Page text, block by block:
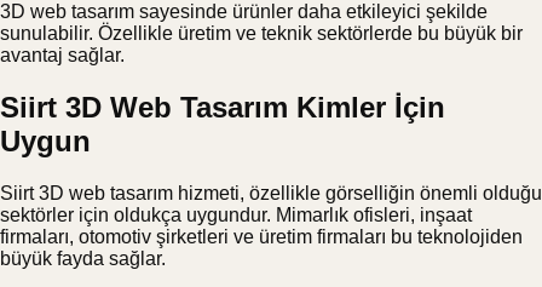
3D web tasarım sayesinde ürünler daha etkileyici şekilde
sunulabilir. Özellikle üretim ve teknik sektörlerde bu büyük bir
avantaj sağlar.
Siirt 3D Web Tasarım Kimler İçin
Uygun
Siirt 3D web tasarım hizmeti, özellikle görselliğin önemli olduğu
sektörler için oldukça uygundur. Mimarlık ofisleri, inşaat
firmaları, otomotiv şirketleri ve üretim firmaları bu teknolojiden
büyük fayda sağlar.